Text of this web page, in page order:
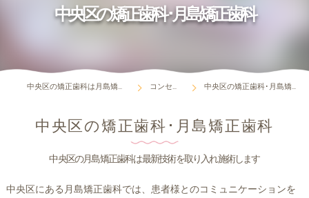
中央区の矯正歯科･月島矯正歯科
中央区の矯正歯科は月島矯正歯科 コンセプト 中央区の矯正歯科･月島矯正歯科
中央区の月島矯正歯科は最新技術を取り入れ施術します
中央区の矯正歯科･月島矯正歯科
中央区にある月島矯正歯科では、患者様とのコミュニケーションを